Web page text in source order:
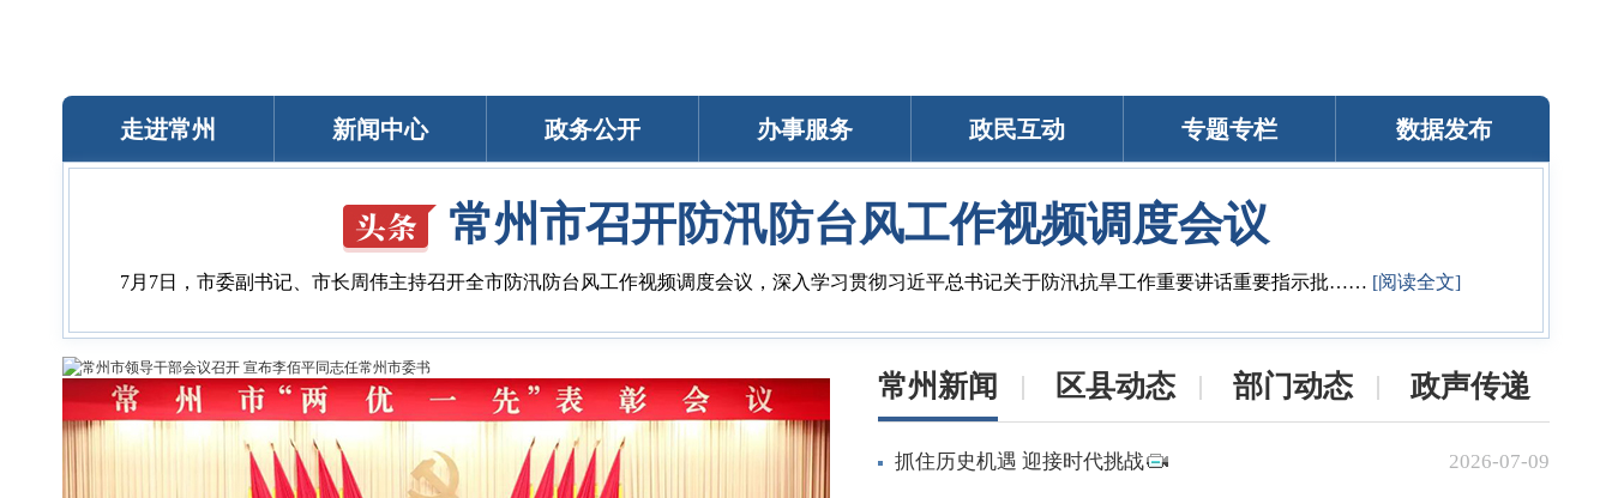
走进常州 新闻中心 政务公开 办事服务 政民互动 专题专栏 数据发布
常州市召开防汛防台风工作视频调度会议
7月7日，市委副书记、市长周伟主持召开全市防汛防台风工作视频调度会议，深入学习贯彻习近平总书记关于防汛抗旱工作重要讲话重要指示批…… [阅读全文]
常州新闻 区县动态 部门动态 政声传递
抓住历史机遇 迎接时代挑战 2026-07-09